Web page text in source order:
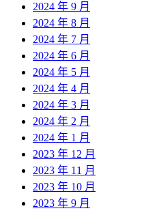
2024 年 9 月
2024 年 8 月
2024 年 7 月
2024 年 6 月
2024 年 5 月
2024 年 4 月
2024 年 3 月
2024 年 2 月
2024 年 1 月
2023 年 12 月
2023 年 11 月
2023 年 10 月
2023 年 9 月